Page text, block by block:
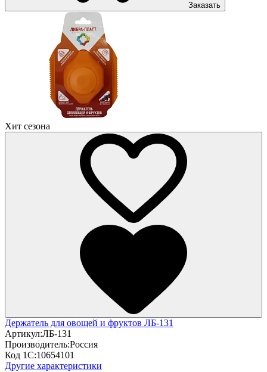
Заказать
Хит сезона
Держатель для овощей и фруктов ЛБ-131
Артикул:ЛБ-131
Производитель:Россия
Код 1С:10654101
Другие характеристики